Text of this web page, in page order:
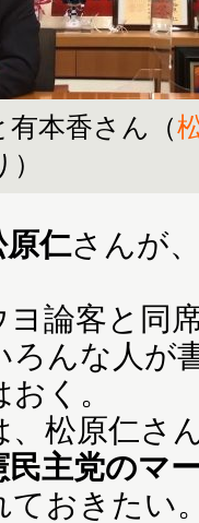
本香さん（
仁さんが
論客と同
ろんな人が
く。
松原仁さ
民主党のマ
ておきたい